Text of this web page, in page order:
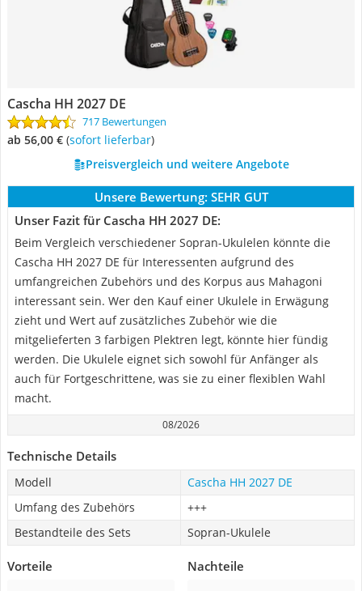
Cascha HH 2027 DE
717 Bewertungen
ab 56,00 € ( Sofort lieferbar)
Preisvergleich und weitere Angebote
Unsere Bewertung: SEHR GUT
Unser Fazit für Cascha HH 2027 DE:
Beim Vergleich verschiedener Sopran-Ukulelen könnte die
Cascha HH 2027 DE für Interessenten aufgrund des
umfangreichen Zubehörs und des Korpus aus Mahagoni
interessant sein. Wer den Kauf einer Ukulele in Erwägung
zieht und Wert auf zusätzliches Zubehör wie die
mitgelieferten 3 farbigen Plektren legt, könnte hier fündig
werden. Die Ukulele eignet sich sowohl für Anfänger als
auch für Fortgeschrittene, was sie zu einer flexiblen Wahl
macht.
08/2026
Technische Details
Modell
Cascha HH 2027 DE
Umfang des Zubehörs
+++
Bestandteile des Sets
Sopran-Ukulele
Vorteile Nachteile